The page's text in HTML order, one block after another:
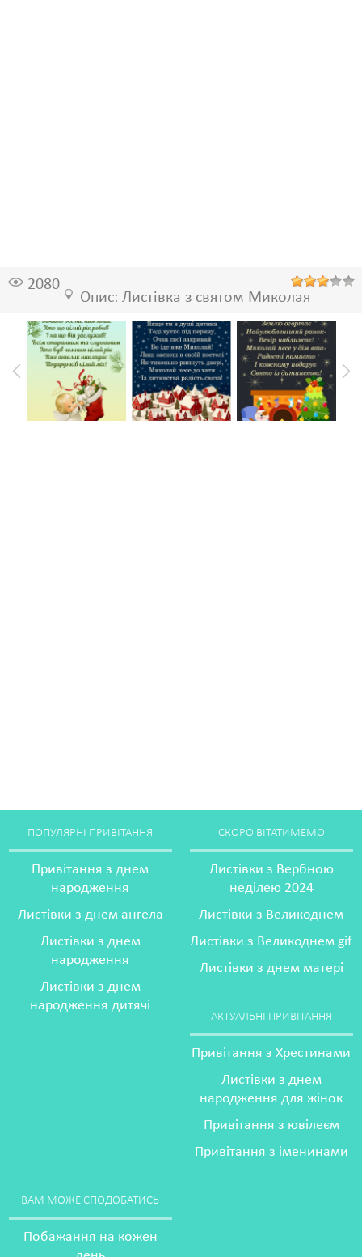
2080
Опис: Листівка з святом Миколая
ПОПУЛЯРНІ ПРИВІТАННЯ
Привітання з днем
народження
Листівки з днем ангела
Листівки з днем
народження
Листівки з днем
народження дитячі
СКОРО ВІТАТИМЕМО
Листівки з Вербною
неділею 2024
Листівки з Великоднем
Листівки з Великоднем gif
Листівки з днем матері
АКТУАЛЬНІ ПРИВІТАННЯ
Привітання з Хрестинами
Листівки з днем
народження для жінок
Привітання з ювілеєм
Привітання з іменинами
ВАМ МОЖЕ СПОДОБАТИСЬ
Побажання на кожен